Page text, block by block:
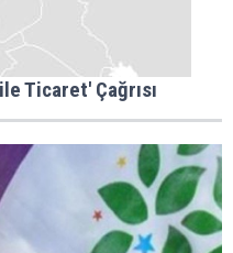
Ticaret' Çağrısı